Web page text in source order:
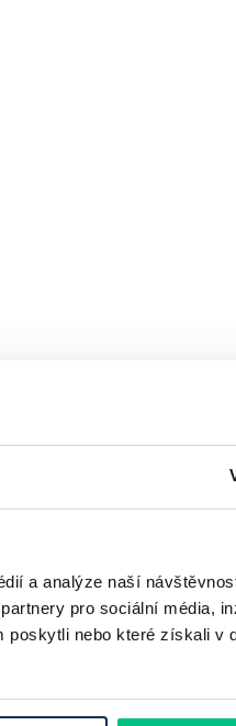
a analýze naší
pro sociální média,
nebo které získali v